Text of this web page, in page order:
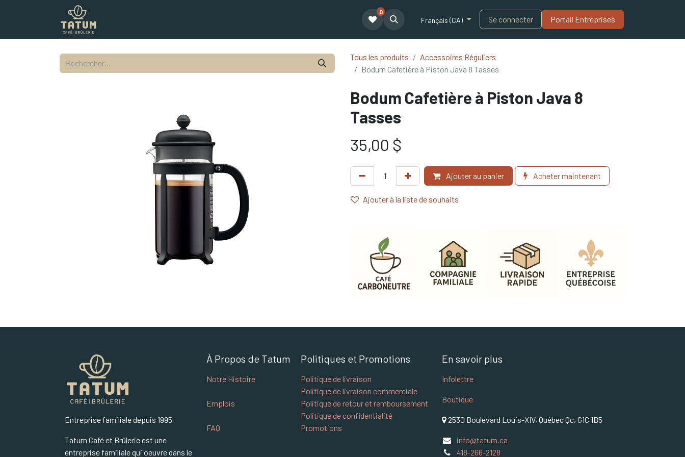
Notre équipe Partenariat Blogue
0
Français (CA) Se connecter Portail Entreprises​
Tous les produits
Accessoires Réguliers
Bodum Cafetière à Piston Java 8 Tasses
Bodum Cafetière à Piston Java 8
Tasses
35,00 $
Ajouter au panier Acheter maintenant
Ajouter à la liste de souhaits
En savoir plus
Infolettre
Boutique
2530 Boulevard Louis-XIV, Québec Qc, G1C 1B5
info@tatum.ca
418-266-2128
À Propos de Tatum
Notre Histoire
Emplois
FAQ
Entreprise familiale depuis 1995
Tatum Café et Brûlerie est une
entreprise familiale qui oeuvre dans le
Politiques et Promotions
Politique de livraison
Politique de livraison commerciale
Politique de retour et remboursement
Politique de confidentialité
Promotions